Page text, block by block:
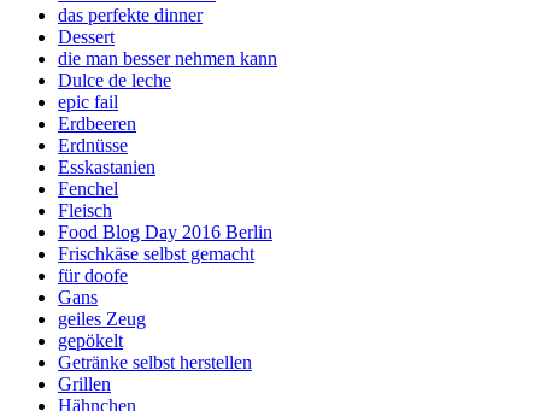
das perfekte dinner
Dessert
die man besser nehmen kann
Dulce de leche
epic fail
Erdbeeren
Erdnüsse
Esskastanien
Fenchel
Fleisch
Food Blog Day 2016 Berlin
Frischkäse selbst gemacht
für doofe
Gans
geiles Zeug
gepökelt
Getränke selbst herstellen
Grillen
Hähnchen